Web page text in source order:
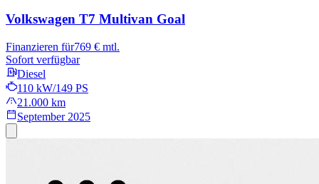
Volkswagen T7 Multivan Goal
Finanzieren für769 € mtl.
Sofort verfügbar
Diesel
110 kW/149 PS
21.000 km
September 2025